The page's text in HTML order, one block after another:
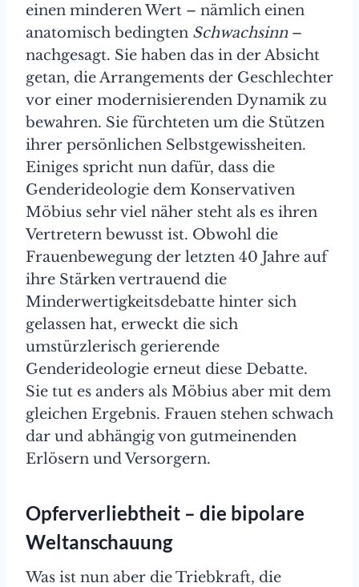
einen minderen Wert – nämlich einen
anatomisch bedingten Schwachsinn–
nachgesagt. Sie haben das in der Absicht
getan, die Arrangements der Geschlechter
vor einer modernisierenden Dynamik zu
bewahren. Sie fürchteten um die Stützen
ihrer persönlichen Selbstgewissheiten.
Einiges spricht nun dafür, dass die
Genderideologie dem Konservativen
Möbius sehr viel näher steht als es ihren
Vertretern bewusst ist. Obwohl die
Frauenbewegung der letzten 40 Jahre auf
ihre Stärken vertrauend die
Minderwertigkeitsdebatte hinter sich
gelassen hat, erweckt die sich
umstürzlerisch gerierende
Genderideologie erneut diese Debatte.
Sie tut es anders als Möbius aber mit dem
gleichen Ergebnis. Frauen stehen schwach
dar und abhängig von gutmeinenden
Erlösern und Versorgern.
Opferverliebtheit – die bipolare
Weltanschauung
Was ist nun aber die Triebkraft, die